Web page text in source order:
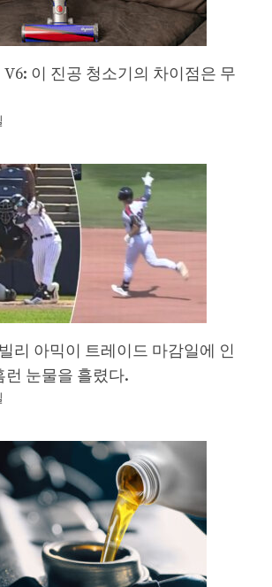
V6: 이 진공 청소기의 차이점은 무
리 아믹이 트레이드 마감일에 인
런 눈물을 흘렸다.